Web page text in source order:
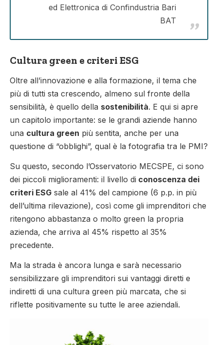
ed Elettronica di Confindustria Bari
BAT
Cultura green e criteri ESG
Oltre all’innovazione e alla formazione, il tema che
più di tutti sta crescendo, almeno sul fronte della
sensibilità, è quello della sostenibilità. E qui si apre
un capitolo importante: se le grandi aziende hanno
una cultura green più sentita, anche per una
questione di “obblighi”, qual è la fotografia tra le PMI?
Su questo, secondo l’Osservatorio MECSPE, ci sono
dei piccoli miglioramenti: il livello di conoscenza dei
criteri ESG sale al 41% del campione (6 p.p. in più
dell’ultima rilevazione), così come gli imprenditori che
ritengono abbastanza o molto green la propria
azienda, che arriva al 45% rispetto al 35%
precedente.
Ma la strada è ancora lunga e sarà necessario
sensibilizzare gli imprenditori sui vantaggi diretti e
indiretti di una cultura green più marcata, che si
riflette positivamente su tutte le aree aziendali.